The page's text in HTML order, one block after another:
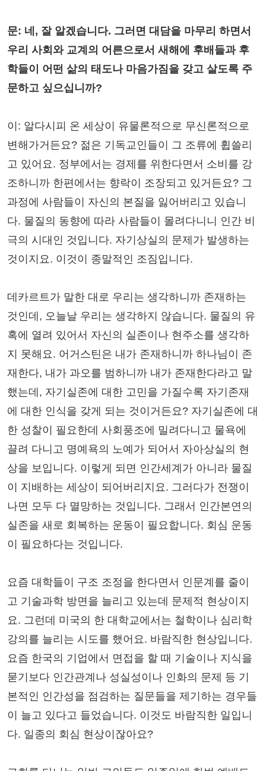
문: 네, 잘 알겠습니다. 그러면 대담을 마무리 하면서
우리 사회와 교계의 어른으로서 새해에 후배들과 후
학들이 어떤 삶의 태도나 마음가짐을 갖고 살도록 주
문하고 싶으십니까?
이: 알다시피 온 세상이 유물론적으로 무신론적으로
변해가거든요? 젊은 기독교인들이 그 조류에 휩쓸리
고 있어요. 정부에서는 경제를 위한다면서 소비를 강
조하니까 한편에서는 향락이 조장되고 있거든요? 그
과정에 사람들이 자신의 본질을 잃어버리고 있습니
다. 물질의 동향에 따라 사람들이 몰려다니니 인간 비
극의 시대인 것입니다. 자기상실의 문제가 발생하는
것이지요. 이것이 종말적인 조짐입니다.
데카르트가 말한 대로 우리는 생각하니까 존재하는
것인데, 오늘날 우리는 생각하지 않습니다. 물질의 유
혹에 열려 있어서 자신의 실존이나 현주소를 생각하
지 못해요. 어거스틴은 내가 존재하니까 하나님이 존
재한다, 내가 과오를 범하니까 내가 존재한다라고 말
했는데, 자기실존에 대한 고민을 가질수록 자기존재
에 대한 인식을 갖게 되는 것이거든요? 자기실존에 대
한 성찰이 필요한데 사회풍조에 밀려다니고 물욕에
끌려 다니고 명예욕의 노예가 되어서 자아상실의 현
상을 보입니다. 이렇게 되면 인간세계가 아니라 물질
이 지배하는 세상이 되어버리지요. 그러다가 전쟁이
나면 모두 다 멸망하는 것입니다. 그래서 인간본연의
실존을 새로 회복하는 운동이 필요합니다. 회심 운동
이 필요하다는 것입니다.
요즘 대학들이 구조 조정을 한다면서 인문계를 줄이
고 기술과학 방면을 늘리고 있는데 문제적 현상이지
요. 그런데 미국의 한 대학교에서는 철학이나 심리학
강의를 늘리는 시도를 했어요. 바람직한 현상입니다.
요즘 한국의 기업에서 면접을 할 때 기술이나 지식을
묻기보다 인간관계나 성실성이나 인화의 문제 등 기
본적인 인간성을 점검하는 질문들을 제기하는 경우들
이 늘고 있다고 들었습니다. 이것도 바람직한 일입니
다. 일종의 회심 현상이잖아요?